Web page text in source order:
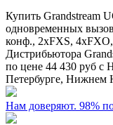
Купить Grandstream
одновременных
конф., 2хFXS,
Дистрибьютора
по цене 44 430 руб с
Петербурге, Нижнем
Нам доверяют. 98%